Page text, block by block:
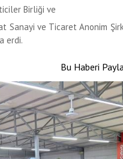
Birliği ve
Sanayi ve Ticaret Anonim
erdi.
Bu Haberi